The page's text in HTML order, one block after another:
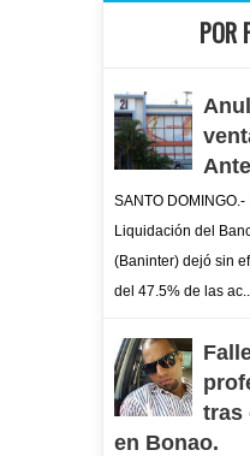
POR
SANTO
Liquidación del
(Baninter) dejó sin
del 47.5% de las ac...
tras
en Bonao.